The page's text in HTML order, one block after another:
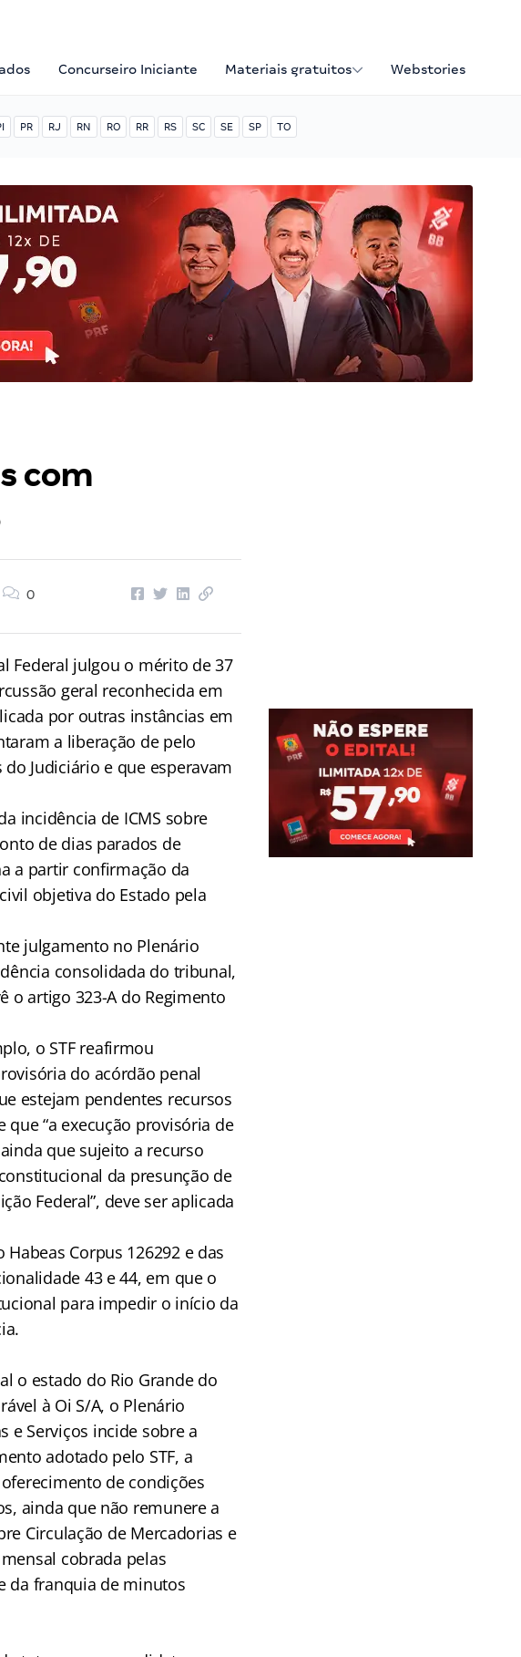
Concurseiro Iniciante Materiais gratuitos Webstories
PR RJ RN RO RR RS SC SE SP TO
com
0
Federal julgou o mérito de 37
geral reconhecida em
por outras instâncias em
a liberação de pelo
Judiciário e que esperavam
incidência de ICMS sobre
de dias parados de
a partir confirmação da
objetiva do Estado pela
julgamento no Plenário
consolidada do tribunal,
o artigo 323-A do Regimento
o STF reafirmou
do acórdão penal
estejam pendentes recursos
“a execução provisória de
que sujeito a recurso
da presunção de
Federal”, deve ser aplicada
Corpus 126292 e das
43 e 44, em que o
para impedir o início da
o estado do Rio Grande do
à Oi S/A, o Plenário
e Serviços incide sobre a
adotado pelo STF, a
de condições
ainda que não remunere a
Circulação de Mercadorias e
cobrada pelas
da franquia de minutos